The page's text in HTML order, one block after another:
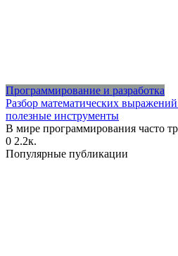
Программирование и разработка
Разбор математических
полезные инструменты
В мире программирования часто
0 2.2к.
Популярные публикации